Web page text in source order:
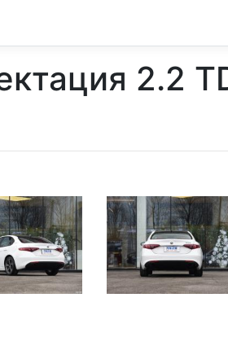
2.2